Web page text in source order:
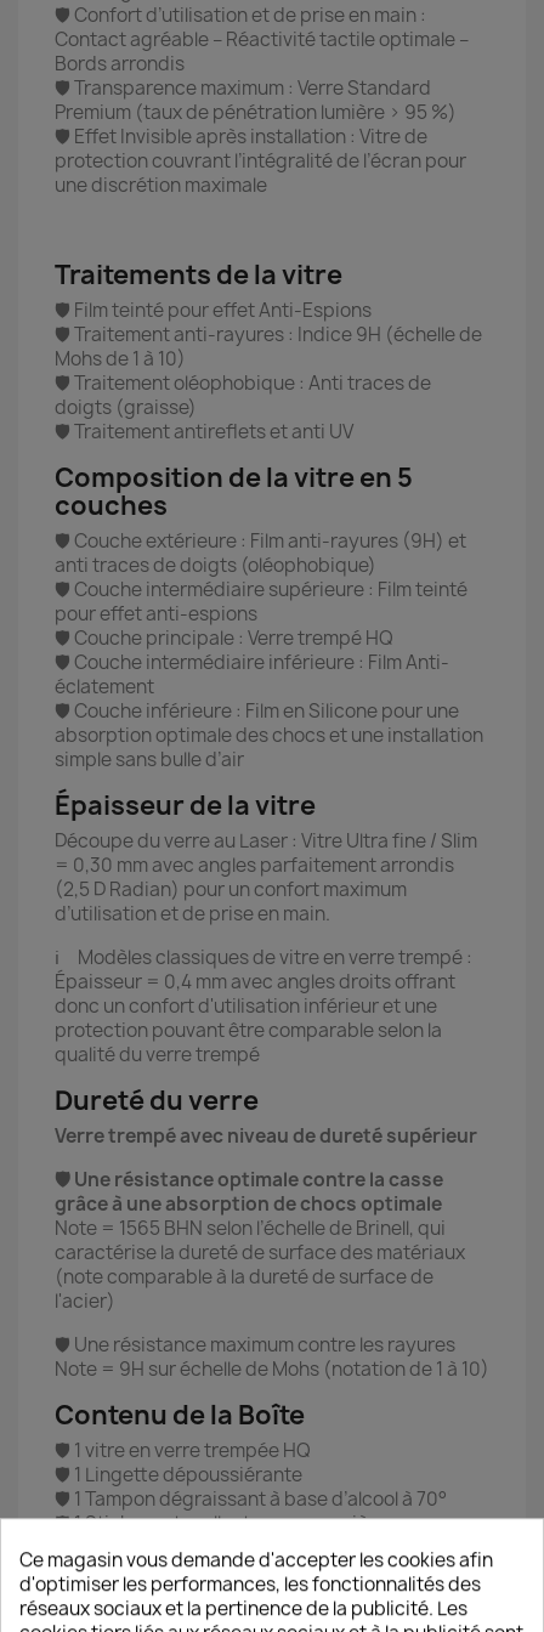
🛡️ Confort d’utilisation et de prise en main :
Contact agréable – Réactivité tactile optimale –
Bords arrondis
🛡️ Transparence maximum : Verre Standard
Premium (taux de pénétration lumière > 95 %)
🛡️ Effet Invisible après installation : Vitre de
protection couvrant l’intégralité de l’écran pour
une discrétion maximale
Traitements de la vitre
🛡️ Film teinté pour effet Anti-Espions
🛡️ Traitement anti-rayures : Indice 9H (échelle de
Mohs de 1 à 10)
🛡️ Traitement oléophobique : Anti traces de
doigts (graisse)
🛡️ Traitement antireflets et anti UV
Composition de la vitre en 5
couches
🛡️ Couche extérieure : Film anti-rayures (9H) et
anti traces de doigts (oléophobique)
🛡️ Couche intermédiaire supérieure : Film teinté
pour effet anti-espions
🛡️ Couche principale : Verre trempé HQ
🛡️ Couche intermédiaire inférieure : Film Anti-
éclatement
🛡️ Couche inférieure : Film en Silicone pour une
absorption optimale des chocs et une installation
simple sans bulle d’air
Épaisseur de la vitre
Découpe du verre au Laser : Vitre Ultra fine / Slim
= 0,30 mm avec angles parfaitement arrondis
(2,5 D Radian) pour un confort maximum
d’utilisation et de prise en main.
ℹ️ Modèles classiques de vitre en verre trempé :
Épaisseur = 0,4 mm avec angles droits offrant
donc un confort d'utilisation inférieur et une
protection pouvant être comparable selon la
qualité du verre trempé
Dureté du verre
Verre trempé avec niveau de dureté supérieur
🛡️ Une résistance optimale contre la casse
grâce à une absorption de chocs optimale
Note = 1565 BHN selon l’échelle de Brinell, qui
caractérise la dureté de surface des matériaux
(note comparable à la dureté de surface de
l'acier)
🛡️ Une résistance maximum contre les rayures
Note = 9H sur échelle de Mohs (notation de 1 à 10)
Contenu de la Boîte
🛡️ 1 vitre en verre trempée HQ
🛡️ 1 Lingette dépoussiérante
🛡️ 1 Tampon dégraissant à base d’alcool à 70°
🛡️ 1 Sticker autocollant pour poussières
résiduelles (+ guides supplémentaires pour
retrait du film plastique avant installation)
🛡️ 1 Notice d’installation détaillée en français
Ce magasin vous demande d'accepter les cookies afin
d'optimiser les performances, les fonctionnalités des
réseaux sociaux et la pertinence de la publicité. Les